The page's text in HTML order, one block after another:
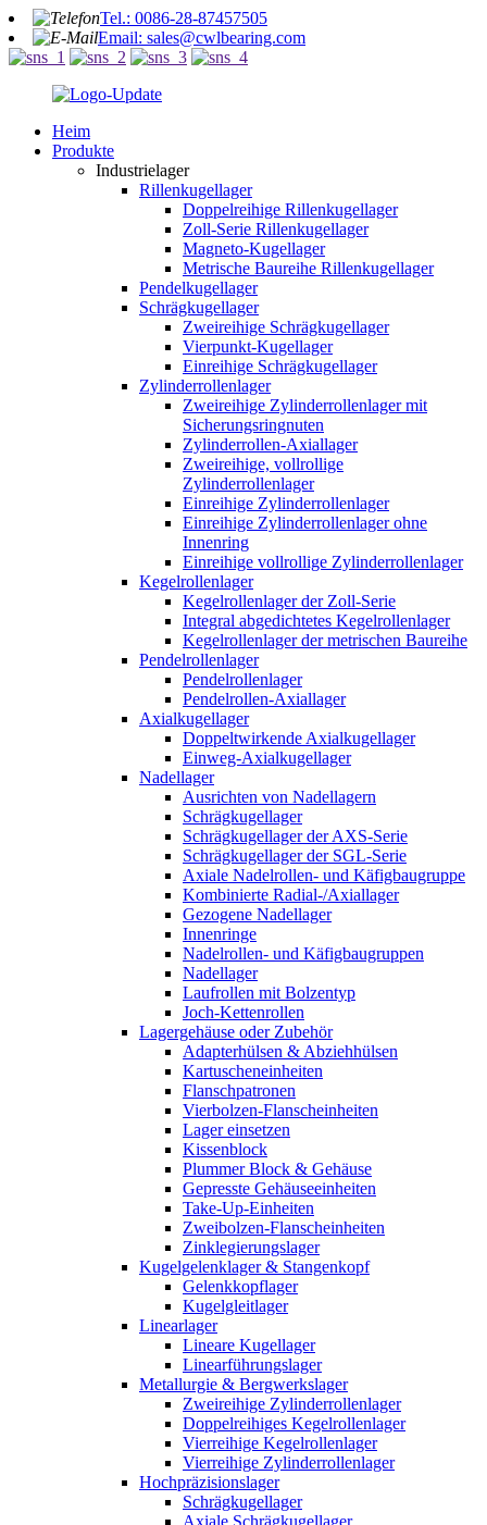
Tel.: 0086-28-87457505
Email: sales@cwlbearing.com
Heim
Produkte
Industrielager
Rillenkugellager
Doppelreihige Rillenkugellager
Zoll-Serie Rillenkugellager
Magneto-Kugellager
Metrische Baureihe Rillenkugellager
Pendelkugellager
Schrägkugellager
Zweireihige Schrägkugellager
Vierpunkt-Kugellager
Einreihige Schrägkugellager
Zylinderrollenlager
Zweireihige Zylinderrollenlager mit
Sicherungsringnuten
Zylinderrollen-Axiallager
Zweireihige, vollrollige
Zylinderrollenlager
Einreihige Zylinderrollenlager
Einreihige Zylinderrollenlager ohne
Innenring
Einreihige vollrollige Zylinderrollenlager
Kegelrollenlager
Kegelrollenlager der Zoll-Serie
Integral abgedichtetes Kegelrollenlager
Kegelrollenlager der metrischen Baureihe
Pendelrollenlager
Pendelrollenlager
Pendelrollen-Axiallager
Axialkugellager
Doppeltwirkende Axialkugellager
Einweg-Axialkugellager
Nadellager
Ausrichten von Nadellagern
Schrägkugellager
Schrägkugellager der AXS-Serie
Schrägkugellager der SGL-Serie
Axiale Nadelrollen- und Käfigbaugruppe
Kombinierte Radial-/Axiallager
Gezogene Nadellager
Innenringe
Nadelrollen- und Käfigbaugruppen
Nadellager
Laufrollen mit Bolzentyp
Joch-Kettenrollen
Lagergehäuse oder Zubehör
Adapterhülsen & Abziehhülsen
Kartuscheneinheiten
Flanschpatronen
Vierbolzen-Flanscheinheiten
Lager einsetzen
Kissenblock
Plummer Block & Gehäuse
Gepresste Gehäuseeinheiten
Take-Up-Einheiten
Zweibolzen-Flanscheinheiten
Zinklegierungslager
Kugelgelenklager & Stangenkopf
Gelenkkopflager
Kugelgleitlager
Linearlager
Lineare Kugellager
Linearführungslager
Metallurgie & Bergwerkslager
Zweireihige Zylinderrollenlager
Doppelreihiges Kegelrollenlager
Vierreihige Kegelrollenlager
Vierreihige Zylinderrollenlager
Hochpräzisionslager
Schrägkugellager
Axiale Schrägkugellager